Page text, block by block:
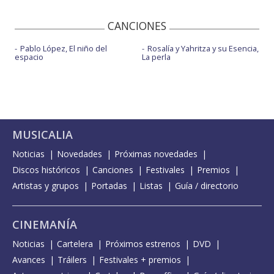
CANCIONES
Pablo López, El niño del
espacio
Rosalía y Yahritza y su Esencia,
La perla
MUSICALIA
Noticias Novedades
Próximas novedades
Discos históricos
Canciones Festivales
Premios
Artistas y grupos
Portadas Listas Guía / directorio
CINEMANÍA
Noticias Cartelera Próximos estrenos
DVD
Avances
Tráilers
Festivales + premios